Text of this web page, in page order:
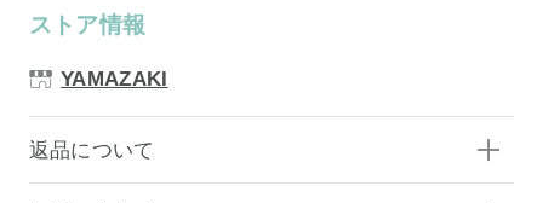
ストア情報
YAMAZAKI
返品について